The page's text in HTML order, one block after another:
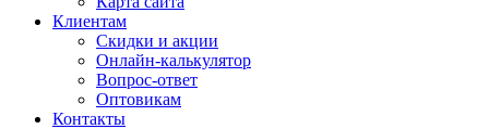
Клиентам
Скидки и акции
Онлайн-калькулятор
Вопрос-ответ
Оптовикам
Контакты